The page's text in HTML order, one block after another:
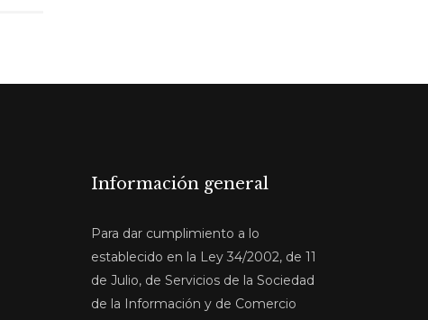
Información general
Para dar cumplimiento a lo
establecido en la Ley 34/2002, de 11
de Julio, de Servicios de la Sociedad
de la Información y de Comercio